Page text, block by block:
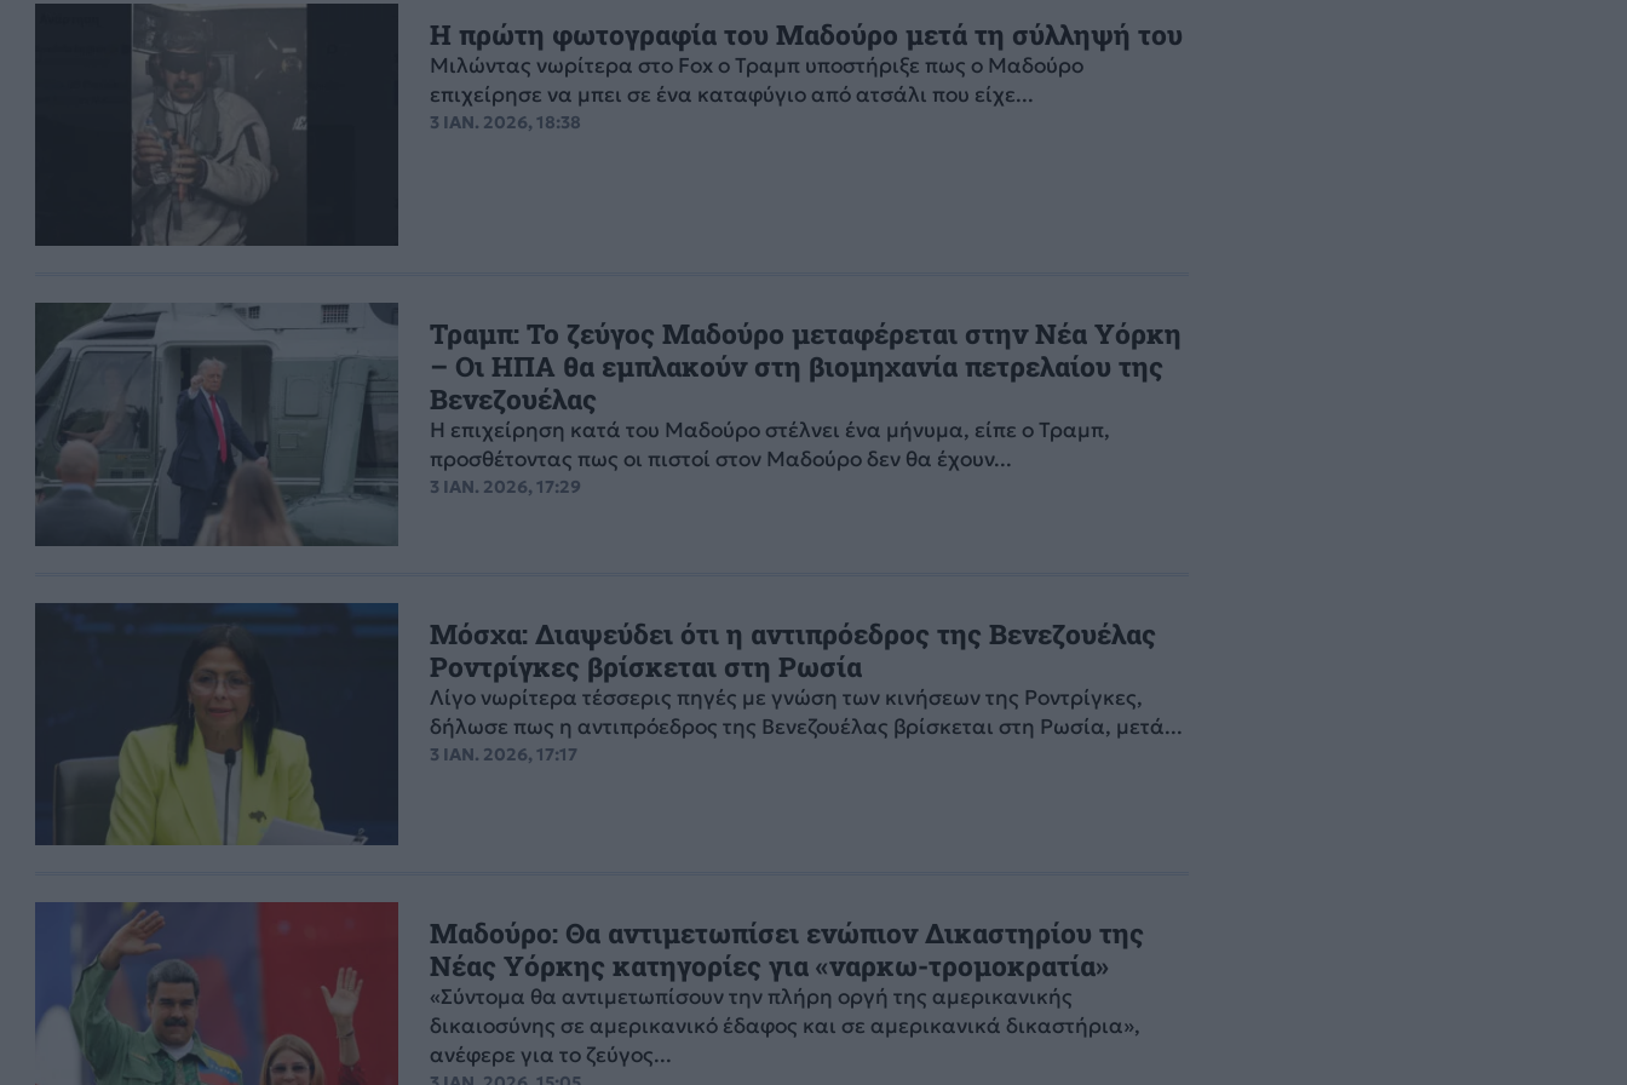
Η πρώτη φωτογραφία του Μαδούρο μετά τη σύλληψή του
Μιλώντας νωρίτερα στο Fox ο Τραμπ υποστήριξε πως ο Μαδούρο
επιχείρησε να μπει σε ένα καταφύγιο από ατσάλι που είχε...
3 ΙΑΝ. 2026, 18:38
Τραμπ: Το ζεύγος Μαδούρο μεταφέρεται στην Νέα Υόρκη
– Οι ΗΠΑ θα εμπλακούν στη βιομηχανία πετρελαίου της
Βενεζουέλας
Η επιχείρηση κατά του Μαδούρο στέλνει ένα μήνυμα, είπε ο Τραμπ,
προσθέτοντας πως οι πιστοί στον Μαδούρο δεν θα έχουν...
3 ΙΑΝ. 2026, 17:29
Μόσχα: Διαψεύδει ότι η αντιπρόεδρος της Βενεζουέλας
Ροντρίγκες βρίσκεται στη Ρωσία
Λίγο νωρίτερα τέσσερις πηγές με γνώση των κινήσεων της Ροντρίγκες,
δήλωσε πως η αντιπρόεδρος της Βενεζουέλας βρίσκεται στη Ρωσία, μετά...
3 ΙΑΝ. 2026, 17:17
Μαδούρο: Θα αντιμετωπίσει ενώπιον Δικαστηρίου της
Νέας Υόρκης κατηγορίες για «ναρκω-τρομοκρατία»
«Σύντομα θα αντιμετωπίσουν την πλήρη οργή της αμερικανικής
δικαιοσύνης σε αμερικανικό έδαφος και σε αμερικανικά δικαστήρια»,
ανέφερε για το ζεύγος...